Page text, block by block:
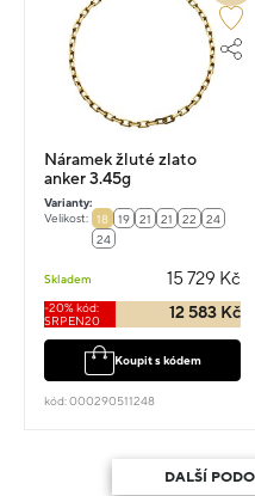
Náramek žluté zlato
anker 3.45g
Varianty:
Velikost:
18 19 21 21 22
24
24
Skladem 15 729 Kč
-20% kód:
SRPEN20
12 583 Kč
Koupit s kódem
kód: 000290511248
DALŠÍ